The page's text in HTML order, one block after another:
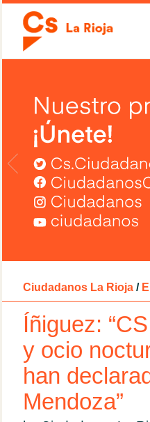
Ciudadanos La Rioja /
Íñiguez:
y ocio
han
Mendoza”